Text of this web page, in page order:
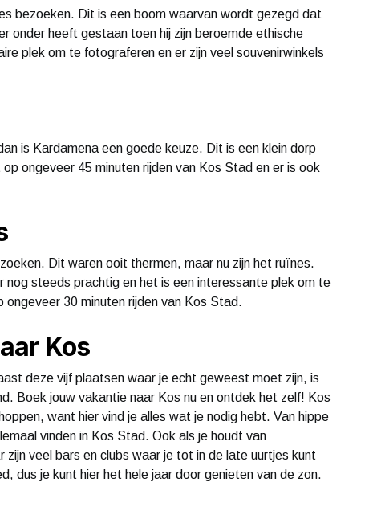
bezoeken. Dit is een boom waarvan wordt gezegd dat
onder heeft gestaan toen hij zijn beroemde ethische
plek om te fotograferen en er zijn veel souvenirwinkels
is Kardamena een goede keuze. Dit is een klein dorp
ongeveer 45 minuten rijden van Kos Stad en er is ook
Dit waren ooit thermen, maar nu zijn het ruïnes.
steeds prachtig en het is een interessante plek om te
30 minuten rijden van Kos Stad.
Kos
deze vijf plaatsen waar je echt geweest moet zijn, is
Boek jouw vakantie naar Kos nu en ontdek het zelf! Kos
want hier vind je alles wat je nodig hebt. Van hippe
vinden in Kos Stad. Ook als je houdt van
veel bars en clubs waar je tot in de late uurtjes kunt
dus je kunt hier het hele jaar door genieten van de zon.